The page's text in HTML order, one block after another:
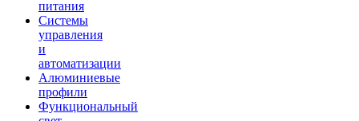
питания
Системы
управления
и
автоматизации
Алюминиевые
профили
Функциональный